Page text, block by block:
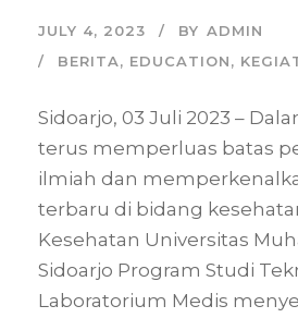
JULY 4, 2023 BY ADMIN
BERITA, EDUCATION,
Sidoarjo, 03 Juli 2023 –
terus memperluas batas
ilmiah dan
terbaru di bidang
Kesehatan Universitas
Sidoarjo Program Studi
Laboratorium Medis